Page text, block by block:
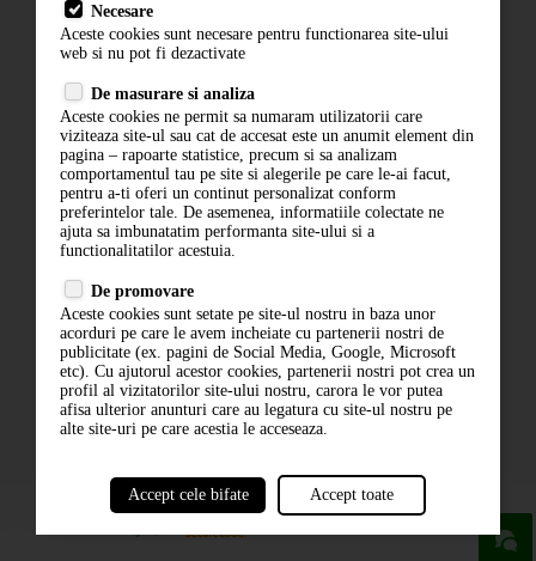
Livrare
Contact
Politica de confidentialitate
ANPC
ABONARE LA NEWSLETTER
ABONARE
Necesare
Aceste cookies sunt necesare pentru functionarea site-ului
web si nu pot fi dezactivate
De masurare si analiza
Aceste cookies ne permit sa numaram utilizatorii care
viziteaza site-ul sau cat de accesat este un anumit element din
pagina – rapoarte statistice, precum si sa analizam
comportamentul tau pe site si alegerile pe care le-ai facut,
pentru a-ti oferi un continut personalizat conform
preferintelor tale. De asemenea, informatiile colectate ne
ajuta sa imbunatatim performanta site-ului si a
functionalitatilor acestuia.
De promovare
Aceste cookies sunt setate pe site-ul nostru in baza unor
acorduri pe care le avem incheiate cu partenerii nostri de
publicitate (ex. pagini de Social Media, Google, Microsoft
etc). Cu ajutorul acestor cookies, partenerii nostri pot crea un
profil al vizitatorilor site-ului nostru, carora le vor putea
afisa ulterior anunturi care au legatura cu site-ul nostru pe
alte site-uri pe care acestia le acceseaza.
Accept cele bifate Accept toate